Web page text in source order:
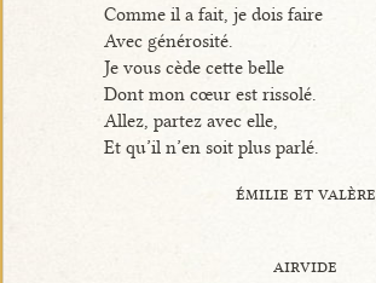
Comme il a fait, je dois faire
Avec générosité.
Je vous cède cette belle
Dont mon cœur est rissolé.
Allez, partez avec elle,
Et qu’il n’en soit plus parlé.
émilie et valère
airvide